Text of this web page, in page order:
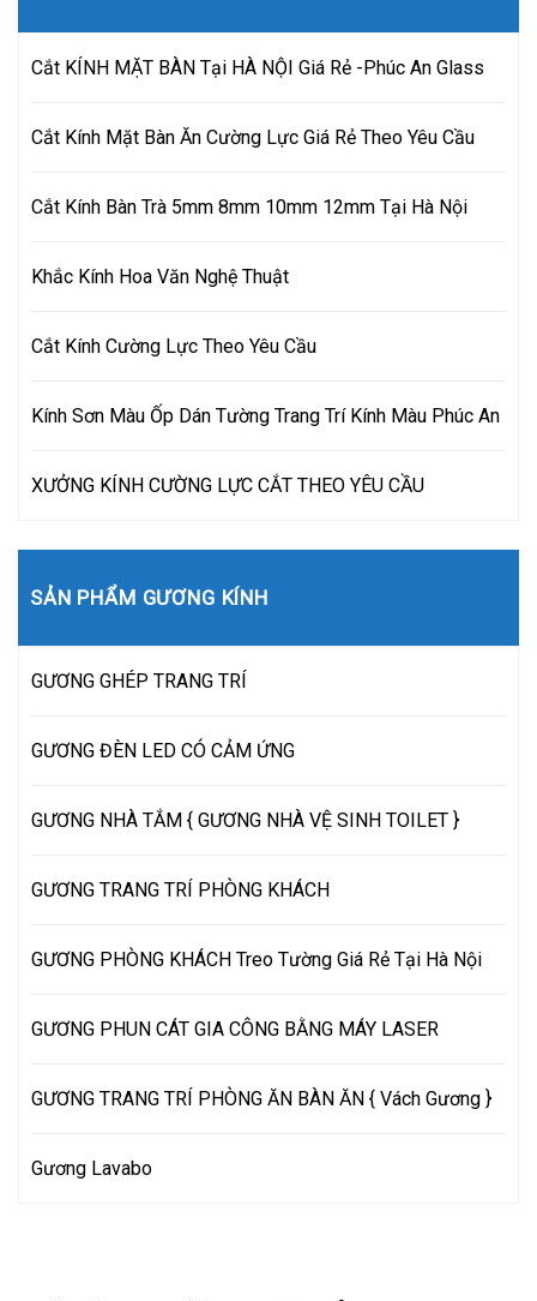
Cắt KÍNH MẶT BÀN Tại HÀ NỘI Giá Rẻ -Phúc An Glass
Cắt Kính Mặt Bàn Ăn Cường Lực Giá Rẻ Theo Yêu Cầu
Cắt Kính Bàn Trà 5mm 8mm 10mm 12mm Tại Hà Nội
Khắc Kính Hoa Văn Nghệ Thuật
Cắt Kính Cường Lực Theo Yêu Cầu
Kính Sơn Màu Ốp Dán Tường Trang Trí Kính Màu Phúc An
XƯỞNG KÍNH CƯỜNG LỰC CẮT THEO YÊU CẦU
SẢN PHẨM GƯƠNG KÍNH
GƯƠNG GHÉP TRANG TRÍ
GƯƠNG ĐÈN LED CÓ CẢM ỨNG
GƯƠNG NHÀ TẮM { GƯƠNG NHÀ VỆ SINH TOILET }
GƯƠNG TRANG TRÍ PHÒNG KHÁCH
GƯƠNG PHÒNG KHÁCH Treo Tường Giá Rẻ Tại Hà Nội
GƯƠNG PHUN CÁT GIA CÔNG BẰNG MÁY LASER
GƯƠNG TRANG TRÍ PHÒNG ĂN BÀN ĂN { Vách Gương }
Gương Lavabo